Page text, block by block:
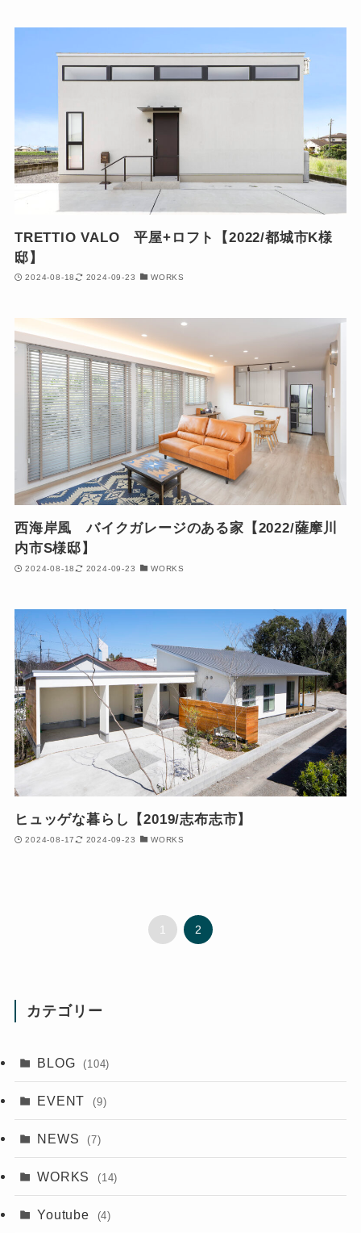
TRETTIO VALO 平屋+ロフト【2022/都城市K様
邸】
2024-08-18 2024-09-23 WORKS
西海岸風 バイクガレージのある家【2022/薩摩川
内市S様邸】
2024-08-18 2024-09-23 WORKS
ヒュッゲな暮らし【2019/志布志市】
2024-08-17 2024-09-23 WORKS
1 2
カテゴリー
BLOG (104)
EVENT (9)
NEWS (7)
WORKS (14)
Youtube (4)